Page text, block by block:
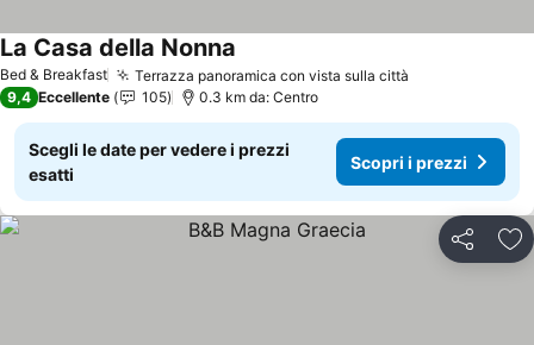
Bed & Breakfast Terrazza panoramica con vista sulla città
La Casa della Nonna
9,4 Eccellente 105 0.3 km da: Centro
Scegli le date per vedere i prezzi
esatti
Scopri i prezzi
Condividi